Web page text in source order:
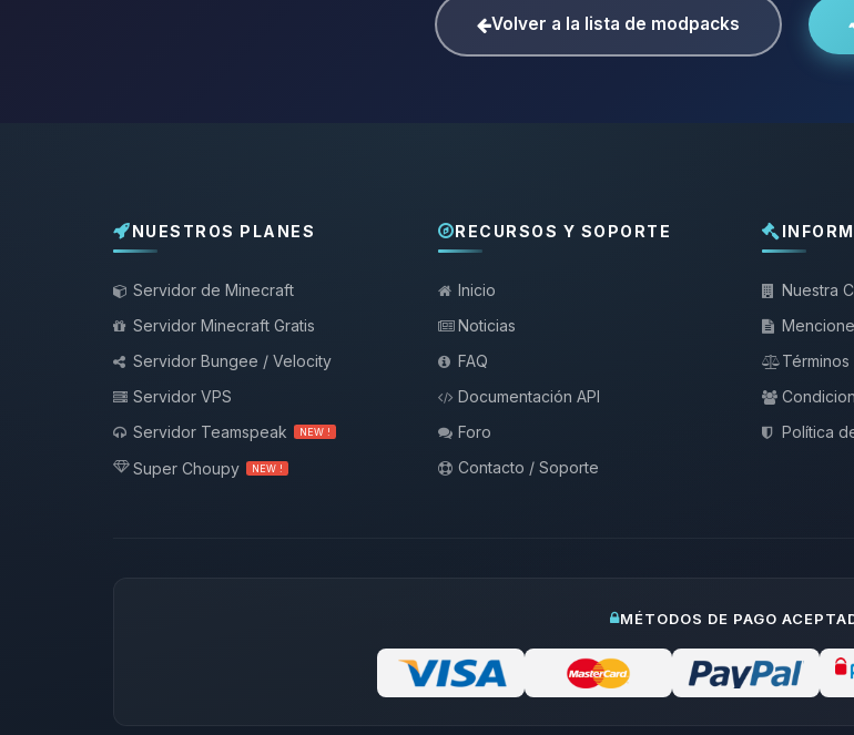
Volver a la lista de modpacks
NUESTROS PLANES
Servidor de Minecraft
Servidor Minecraft Gratis
Servidor Bungee / Velocity
Servidor VPS
Servidor Teamspeak
NEW !
Super Choupy NEW !
RECURSOS Y SOPORTE
Inicio
Noticias
FAQ
Documentación API
Foro
Contacto / Soporte
Nuestra
Política
MÉTODOS DE PAGO